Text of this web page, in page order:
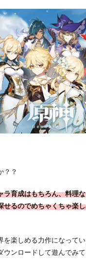
？？
ラ育成はもちろん、料理
せるのでめちゃくちゃ楽
を楽しめる力作になって
ウンロードして遊んでみて